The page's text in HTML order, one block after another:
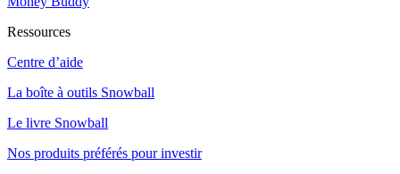
Ressources
Centre d’aide
La boîte à outils Snowball
Le livre Snowball
Nos produits préférés pour investir